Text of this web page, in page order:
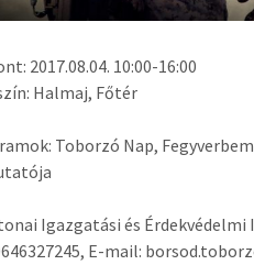
2017.08.04. 10:00-16:00
Halmaj, Főtér
Toborzó Nap,
Igazgatási és
E-mail: